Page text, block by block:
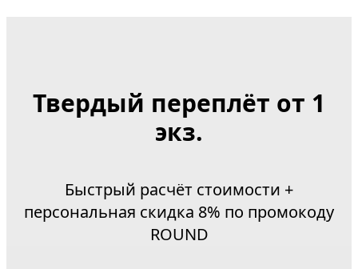
Твердый переплёт от 1
экз.
Быстрый расчёт стоимости +
персональная скидка 8% по промокоду
ROUND